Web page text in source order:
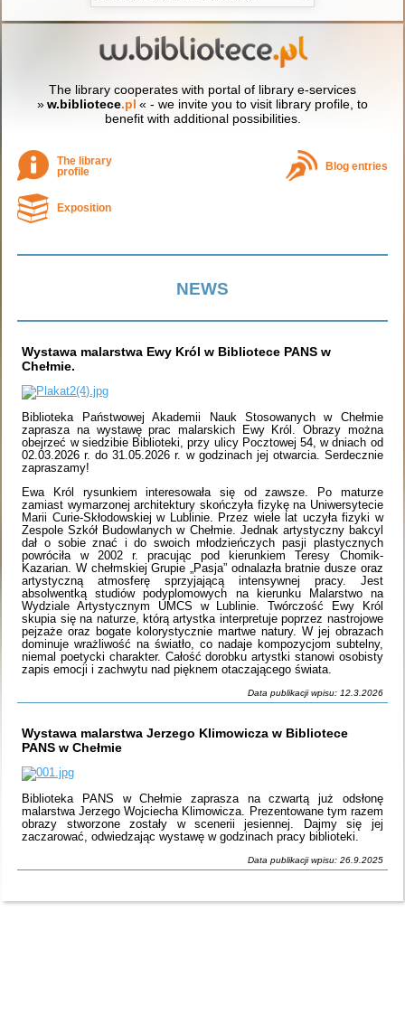
The library cooperates with portal of library e-services
»w.bibliotece.pl « - we invite you to visit library profile, to
benefit with additional possibilities.
The library
profile
Blog entries
Exposition
NEWS
Wystawa malarstwa Ewy Król w Bibliotece PANS w
Chełmie.
Biblioteka Państwowej Akademii Nauk Stosowanych w Chełmie
zaprasza na wystawę prac malarskich Ewy Król. Obrazy można
obejrzeć w siedzibie Biblioteki, przy ulicy Pocztowej 54, w dniach od
02.03.2026 r. do 31.05.2026 r. w godzinach jej otwarcia. Serdecznie
zapraszamy!
Ewa Król rysunkiem interesowała się od zawsze. Po maturze
zamiast wymarzonej architektury skończyła fizykę na Uniwersytecie
Marii Curie-Skłodowskiej w Lublinie. Przez wiele lat uczyła fizyki w
Zespole Szkół Budowlanych w Chełmie. Jednak artystyczny bakcyl
dał o sobie znać i do swoich młodzieńczych pasji plastycznych
powróciła w 2002 r. pracując pod kierunkiem Teresy Chomik-
Kazarian. W chełmskiej Grupie „Pasja” odnalazła bratnie dusze oraz
artystyczną atmosferę sprzyjającą intensywnej pracy. Jest
absolwentką studiów podyplomowych na kierunku Malarstwo na
Wydziale Artystycznym UMCS w Lublinie. Twórczość Ewy Król
skupia się na naturze, którą artystka interpretuje poprzez nastrojowe
pejzaże oraz bogate kolorystycznie martwe natury. W jej obrazach
dominuje wrażliwość na światło, co nadaje kompozycjom subtelny,
niemal poetycki charakter. Całość dorobku artystki stanowi osobisty
zapis emocji i zachwytu nad pięknem otaczającego świata.
Data publikacji wpisu: 12.3.2026
Wystawa malarstwa Jerzego Klimowicza w Bibliotece
PANS w Chełmie
Biblioteka PANS w Chełmie zaprasza na czwartą już odsłonę
malarstwa Jerzego Wojciecha Klimowicza. Prezentowane tym razem
obrazy stworzone zostały w scenerii jesiennej. Dajmy się jej
zaczarować, odwiedzając wystawę w godzinach pracy biblioteki.
Data publikacji wpisu: 26.9.2025